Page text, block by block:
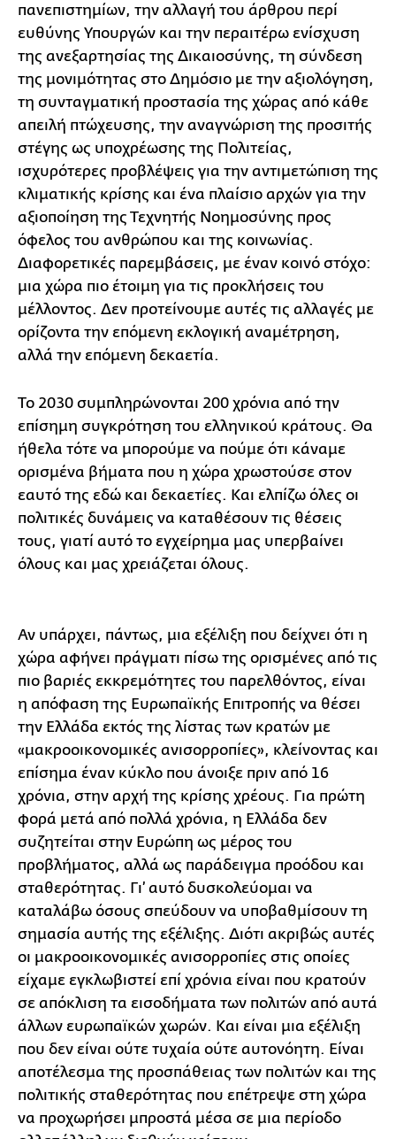
πανεπιστημίων, την αλλαγή του άρθρου περί
ευθύνης Υπουργών και την περαιτέρω ενίσχυση
της ανεξαρτησίας της Δικαιοσύνης, τη σύνδεση
της μονιμότητας στο Δημόσιο με την αξιολόγηση,
τη συνταγματική προστασία της χώρας από κάθε
απειλή πτώχευσης, την αναγνώριση της προσιτής
στέγης ως υποχρέωσης της Πολιτείας,
ισχυρότερες προβλέψεις για την αντιμετώπιση της
κλιματικής κρίσης και ένα πλαίσιο αρχών για την
αξιοποίηση της Τεχνητής Νοημοσύνης προς
όφελος του ανθρώπου και της κοινωνίας.
Διαφορετικές παρεμβάσεις, με έναν κοινό στόχο:
μια χώρα πιο έτοιμη για τις προκλήσεις του
μέλλοντος. Δεν προτείνουμε αυτές τις αλλαγές με
ορίζοντα την επόμενη εκλογική αναμέτρηση,
αλλά την επόμενη δεκαετία.
Το 2030 συμπληρώνονται 200 χρόνια από την
επίσημη συγκρότηση του ελληνικού κράτους. Θα
ήθελα τότε να μπορούμε να πούμε ότι κάναμε
ορισμένα βήματα που η χώρα χρωστούσε στον
εαυτό της εδώ και δεκαετίες. Και ελπίζω όλες οι
πολιτικές δυνάμεις να καταθέσουν τις θέσεις
τους, γιατί αυτό το εγχείρημα μας υπερβαίνει
όλους και μας χρειάζεται όλους.
Αν υπάρχει, πάντως, μια εξέλιξη που δείχνει ότι η
χώρα αφήνει πράγματι πίσω της ορισμένες από τις
πιο βαριές εκκρεμότητες του παρελθόντος, είναι
η απόφαση της Ευρωπαϊκής Επιτροπής να θέσει
την Ελλάδα εκτός της λίστας των κρατών με
«μακροοικονομικές ανισορροπίες», κλείνοντας και
επίσημα έναν κύκλο που άνοιξε πριν από 16
χρόνια, στην αρχή της κρίσης χρέους. Για πρώτη
φορά μετά από πολλά χρόνια, η Ελλάδα δεν
συζητείται στην Ευρώπη ως μέρος του
προβλήματος, αλλά ως παράδειγμα προόδου και
σταθερότητας. Γι’ αυτό δυσκολεύομαι να
καταλάβω όσους σπεύδουν να υποβαθμίσουν τη
σημασία αυτής της εξέλιξης. Διότι ακριβώς αυτές
οι μακροοικονομικές ανισορροπίες στις οποίες
είχαμε εγκλωβιστεί επί χρόνια είναι που κρατούν
σε απόκλιση τα εισοδήματα των πολιτών από αυτά
άλλων ευρωπαϊκών χωρών. Και είναι μια εξέλιξη
που δεν είναι ούτε τυχαία ούτε αυτονόητη. Είναι
αποτέλεσμα της προσπάθειας των πολιτών και της
πολιτικής σταθερότητας που επέτρεψε στη χώρα
να προχωρήσει μπροστά μέσα σε μια περίοδο